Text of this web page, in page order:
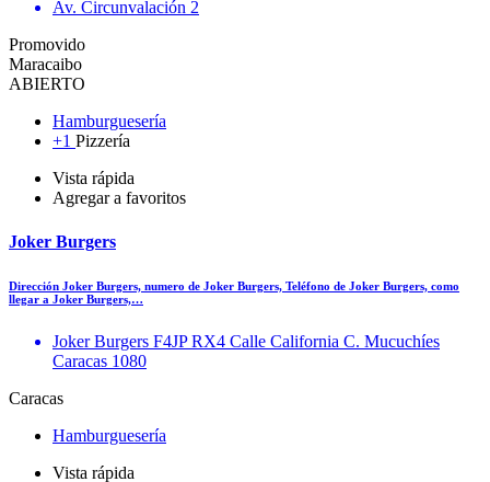
Av. Circunvalación 2
Promovido
Maracaibo
ABIERTO
Hamburguesería
+1 Pizzería
Vista rápida
Agregar a favoritos
Joker Burgers
Dirección Joker Burgers, numero de Joker Burgers, Teléfono de Joker Burgers, como
llegar a Joker Burgers,…
Joker Burgers F4JP RX4 Calle California C. Mucuchíes
Caracas 1080
Caracas
Hamburguesería
Vista rápida